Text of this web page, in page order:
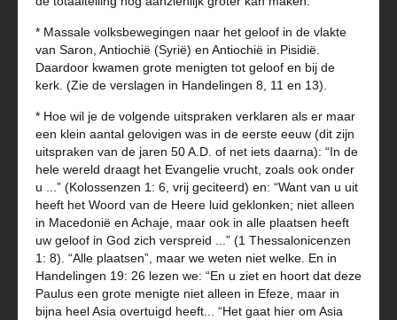
* Massale volksbewegingen naar het geloof in de vlakte
van Saron, Antiochië (Syrië) en Antiochië in Pisidië.
Daardoor kwamen grote menigten tot geloof en bij de
kerk. (Zie de verslagen in Handelingen 8, 11 en 13).
* Hoe wil je de volgende uitspraken verklaren als er maar
een klein aantal gelovigen was in de eerste eeuw (dit zijn
uitspraken van de jaren 50 A.D. of net iets daarna): “In de
hele wereld draagt het Evangelie vrucht, zoals ook onder
u ...” (Kolossenzen 1: 6, vrij geciteerd) en: “Want van u uit
heeft het Woord van de Heere luid geklonken; niet alleen
in Macedonië en Achaje, maar ook in alle plaatsen heeft
uw geloof in God zich verspreid ...” (1 Thessalonicenzen
1: 8). “Alle plaatsen”, maar we weten niet welke. En in
Handelingen 19: 26 lezen we: “En u ziet en hoort dat deze
Paulus een grote menigte niet alleen in Efeze, maar in
bijna heel Asia overtuigd heeft... “Het gaat hier om Asia